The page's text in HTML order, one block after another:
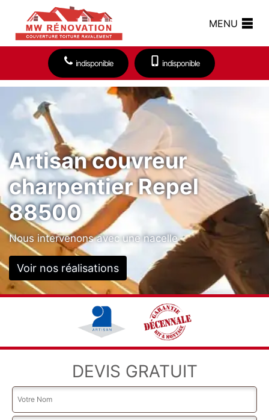
MENU
indisponible indisponible
Artisan couvreur
charpentier Repel
88500
Nous intervenons avec une nacelle
Voir nos réalisations
DEVIS GRATUIT